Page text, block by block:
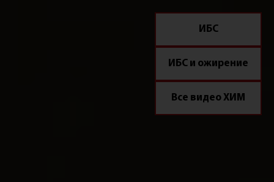
ИБС
ИБС и ожирение
Все видео ХИМ